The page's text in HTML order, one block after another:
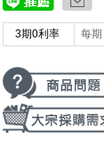
3期0利率 每期